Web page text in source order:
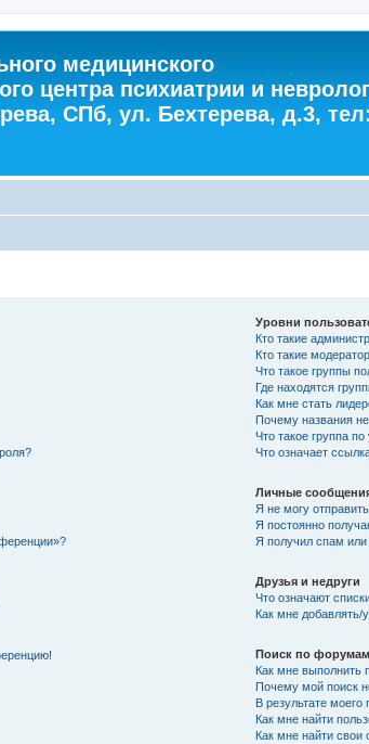
медицинского
центра психиатрии и
СПб, ул. Бехтерева, д.3,
Уровни
Кто такие
Кто такие
Что такое группы
Где находятся
Как мне стать
Почему названия
Что такое группа
Что означает
Личные
Я не могу
Я постоянно
Я получил спам или
Друзья и недруги
Что означают
Как мне добавлять/
Поиск по форумам
Как мне
Почему мой поиск
В результате моего
Как мне найти
Как мне найти